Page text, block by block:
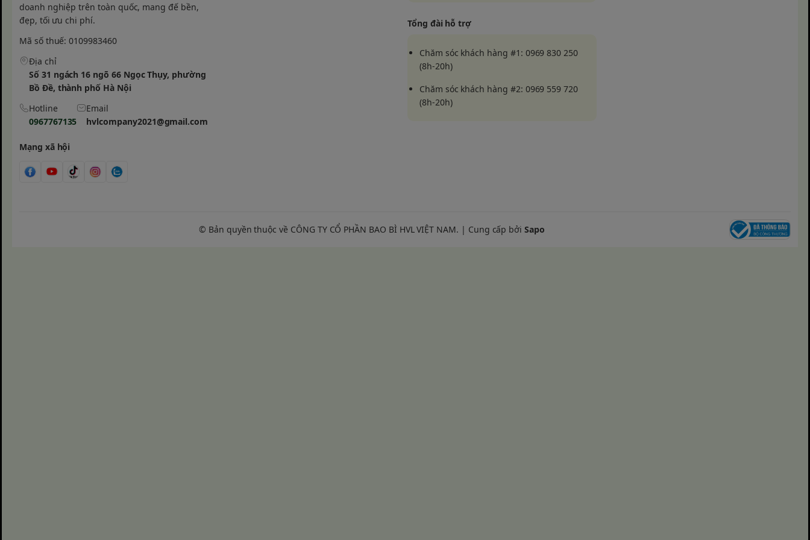
Đối với các Home Baker (người làm bánh tại nhà), việc bảo quản bánh quy, kẹo
nougat hay bánh mì là ưu tiên hàng đầu. Miệng túi được trang bị khóa zip
(ziplock) bấm vuốt mép chắc chắn.
doanh nghiệp trên toàn quốc, mang đế bền,
đẹp, tối ưu chi phí.
Mã số thuế: 0109983460
Địa chỉ
Số 31 ngách 16 ngõ 66 Ngọc Thụy, phường
Bồ Đề, thành phố Hà Nội
Hotline
0967767135
Email
hvlcompany2021@gmail.com
Mạng xã hội
Tổng đài hỗ trợ
Chăm sóc khách hàng #1: 0969 830 250
(8h-20h)
Chăm sóc khách hàng #2: 0969 559 720
(8h-20h)
© Bản quyền thuộc về CÔNG TY CỔ PHẦN BAO BÌ HVL VIỆT NAM. | Cung cấp bởiSapo